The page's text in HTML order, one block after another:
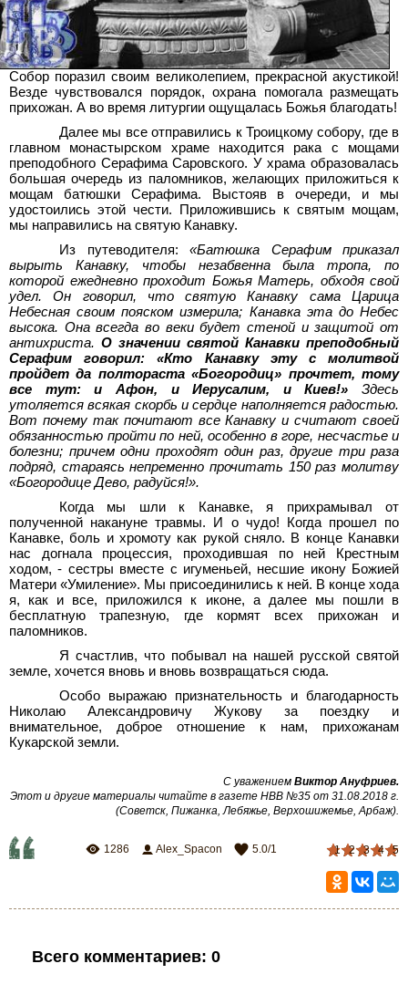
Собор поразил своим великолепием, прекрасной акустикой!
Везде чувствовался порядок, охрана помогала размещать
прихожан. А во время литургии ощущалась Божья благодать!
Далее мы все отправились к Троицкому собору, где в
главном монастырском храме находится рака с мощами
преподобного Серафима Саровского. У храма образовалась
большая очередь из паломников, желающих приложиться к
мощам батюшки Серафима. Выстояв в очереди, и мы
удостоились этой чести. Приложившись к святым мощам,
мы направились на святую Канавку.
Из путеводителя: «Батюшка Серафим приказал
вырыть Канавку, чтобы незабвенна была тропа, по
которой ежедневно проходит Божья Матерь, обходя свой
удел. Он говорил, что святую Канавку сама Царица
Небесная своим пояском измерила; Канавка эта до Небес
высока. Она всегда во веки будет стеной и защитой от
антихриста. О значении святой Канавки преподобный
Серафим говорил: «Кто Канавку эту с молитвой
пройдет да полтораста «Богородиц» прочтет, тому
все тут: и Афон, и Иерусалим, и Киев!» Здесь
утоляется всякая скорбь и сердце наполняется радостью.
Вот почему так почитают все Канавку и считают своей
обязанностью пройти по ней, особенно в горе, несчастье и
болезни; причем одни проходят один раз, другие три раза
подряд, стараясь непременно прочитать 150 раз молитву
«Богородице Дево, радуйся!».
Когда мы шли к Канавке, я прихрамывал от
полученной накануне травмы. И о чудо! Когда прошел по
Канавке, боль и хромоту как рукой сняло. В конце Канавки
нас догнала процессия, проходившая по ней Крестным
ходом, - сестры вместе с игуменьей, несшие икону Божией
Матери «Умиление». Мы присоединились к ней. В конце хода
я, как и все, приложился к иконе, а далее мы пошли в
бесплатную трапезную, где кормят всех прихожан и
паломников.
Я счастлив, что побывал на нашей русской святой
земле, хочется вновь и вновь возвращаться сюда.
Особо выражаю признательность и благодарность
Николаю Александровичу Жукову за поездку и
внимательное, доброе отношение к нам, прихожанам
Кукарской земли.
С уважением Виктор Ануфриев.
Этот и другие материалы читайте в газете НВВ №35 от 31.08.2018 г.
(Советск, Пижанка, Лебяжье, Верхошижемье, Арбаж).
1 2 3 4 5
1286 Alex_Spacon 5.0/1
Всего комментариев: 0